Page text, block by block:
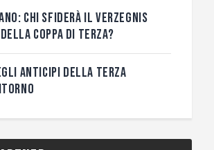
CHI SFIDERÀ IL VERZEGNIS
COPPA DI TERZA?
ANTICIPI DELLA TERZA